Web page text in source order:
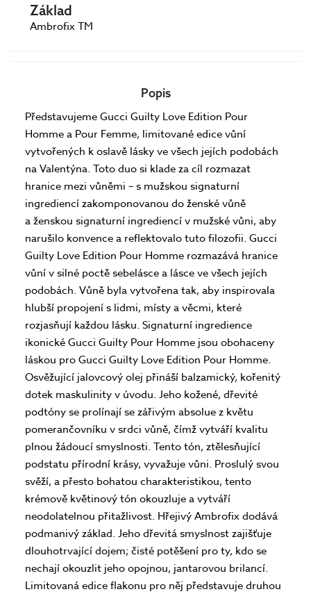
Základ
Ambrofix TM
Popis
Představujeme Gucci Guilty Love Edition Pour
Homme a Pour Femme, limitované edice vůní
vytvořených k oslavě lásky ve všech jejích podobách
na Valentýna. Toto duo si klade za cíl rozmazat
hranice mezi vůněmi – s mužskou signaturní
ingrediencí zakomponovanou do ženské vůně
a ženskou signaturní ingrediencí v mužské vůni, aby
narušilo konvence a reflektovalo tuto filozofii. Gucci
Guilty Love Edition Pour Homme rozmazává hranice
vůní v silné poctě sebelásce a lásce ve všech jejích
podobách. Vůně byla vytvořena tak, aby inspirovala
hlubší propojení s lidmi, místy a věcmi, které
rozjasňují každou lásku. Signaturní ingredience
ikonické Gucci Guilty Pour Homme jsou obohaceny
láskou pro Gucci Guilty Love Edition Pour Homme.
Osvěžující jalovcový olej přináší balzamický, kořenitý
dotek maskulinity v úvodu. Jeho kožené, dřevité
podtóny se prolínají se zářivým absolue z květu
pomerančovníku v srdci vůně, čímž vytváří kvalitu
plnou žádoucí smyslnosti. Tento tón, ztělesňující
podstatu přírodní krásy, vyvažuje vůni. Proslulý svou
svěží, a přesto bohatou charakteristikou, tento
krémově květinový tón okouzluje a vytváří
neodolatelnou přitažlivost. Hřejivý Ambrofix dodává
podmanivý základ. Jeho dřevitá smyslnost zajišťuje
dlouhotrvající dojem; čisté potěšení pro ty, kdo se
nechají okouzlit jeho opojnou, jantarovou brilancí.
Limitovaná edice flakonu pro něj představuje druhou